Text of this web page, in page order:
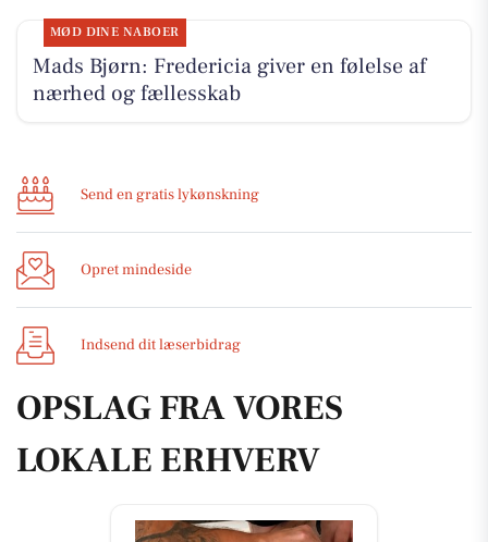
MØD DINE NABOER
Mads Bjørn: Fredericia giver en følelse af
nærhed og fællesskab
Send en gratis lykønskning
Opret mindeside
Indsend dit læserbidrag
OPSLAG FRA VORES
LOKALE ERHVERV